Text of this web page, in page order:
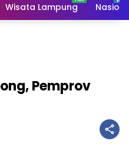
Wisata Lampung
Pemprov